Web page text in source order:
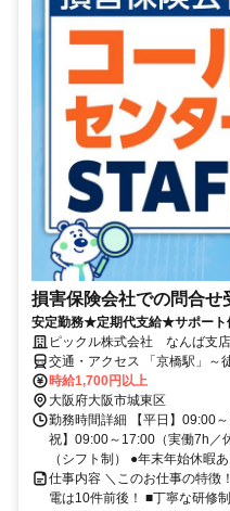
損害保険会社での問合せ
安定勤務★定期代支給★サポー
ピックル株式会社 なんば支店
交通・アクセス 「京橋駅」～
徒歩4分
時給1,700円以上
大阪府大阪市城東区
勤務時間詳細 【平日】09:00
祝】09:00～17:00（実働7h／
（シフト制） ●年末年始休暇
仕事内容 ＼このお仕事の特徴
電は10件前後！ ■丁寧な研修